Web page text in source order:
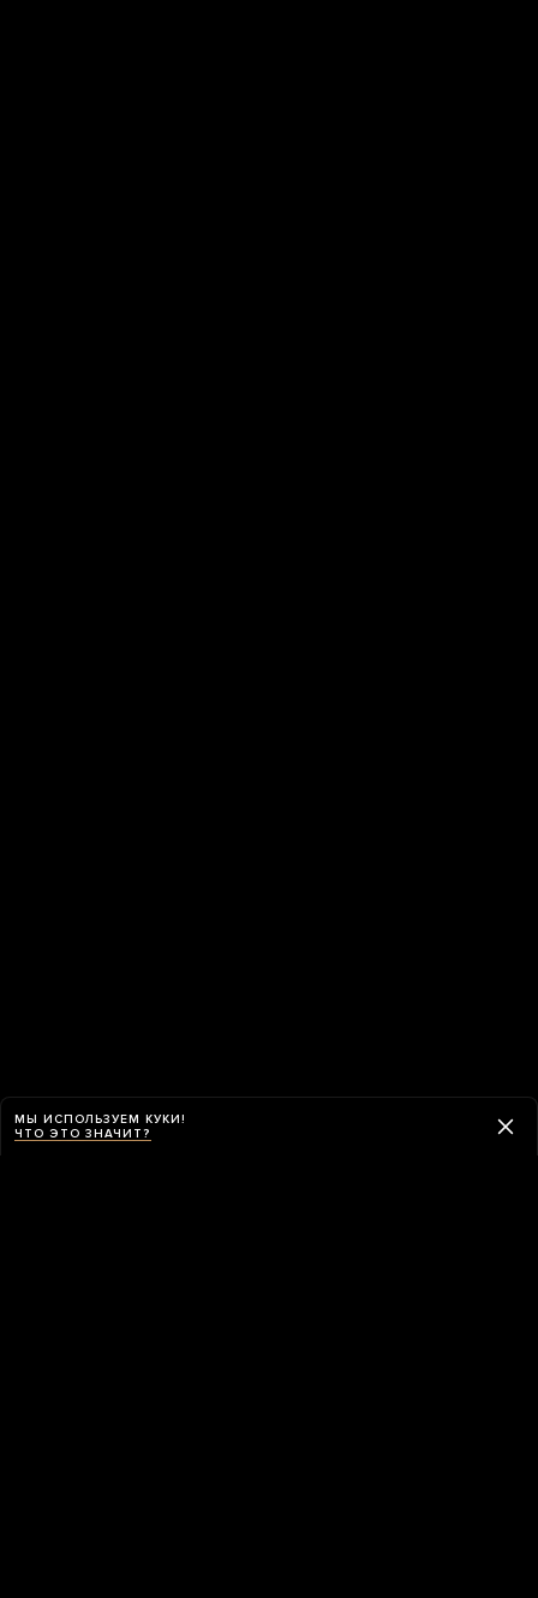
МЫ ИСПОЛЬЗУЕМ КУКИ!
ЧТО ЭТО ЗНАЧИТ?